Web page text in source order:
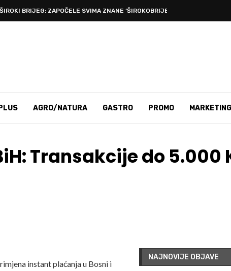
ŠIROKI BRIJEG: ZAPOČELE SVIMA ZNANE ‘ŠIROKOBRIJEŠKE DEVETNICE’,
AGRO/NATURA GASTRO PROMO MARKETING
Transakcije do 5.000
instant plaćanja u Bosni i
NAJNOVIJE OBJAVE